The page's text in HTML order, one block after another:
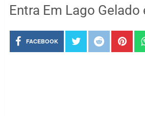
Entra Em Lago Gelado
FACEBOOK